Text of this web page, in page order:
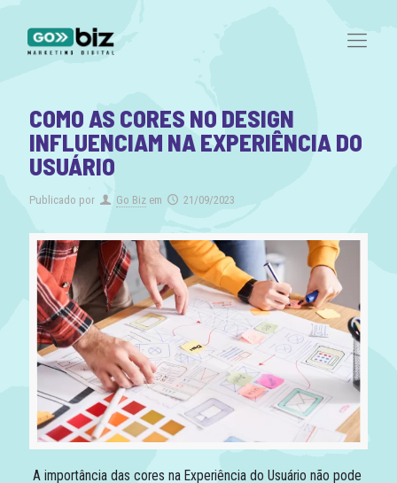
COMO AS CORES NO DESIGN
INFLUENCIAM NA EXPERIÊNCIA DO
USUÁRIO
Publicado por Go Biz em 21/09/2023
A importância das cores na Experiência do Usuário não pode